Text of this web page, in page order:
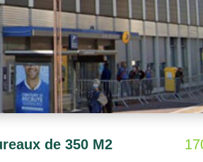
de 350 M2